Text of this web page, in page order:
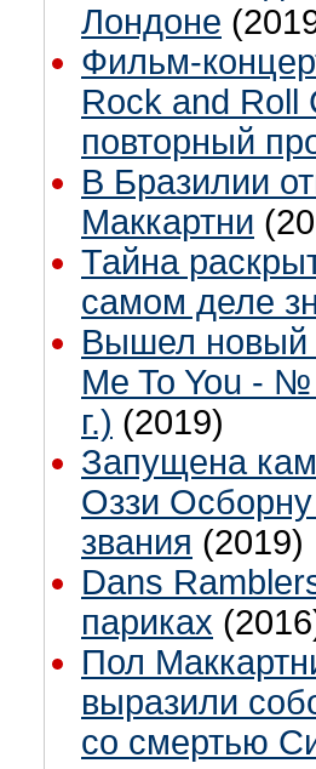
Лондоне
Фильм-
Rock and Roll
повторный
В Бразилии
Маккартни
Тайна
самом деле
Вышел новый
Me To You -
г.) (2019)
Запущена
Оззи
звания (2019)
Dans
париках
Пол
выразили
со смертью